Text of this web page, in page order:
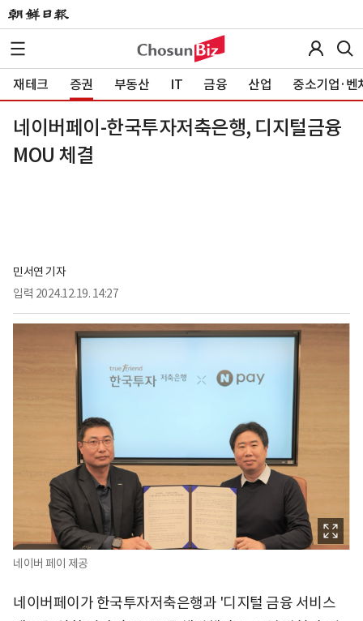
재테크 증권 부동산 IT 금융 산업 중소기업·벤
네이버페이-한국투자저축은행, 디지털금융
MOU 체결
민서연 기자
입력 2024.12.19. 14:27
네이버 페이 제공
네이버페이가 한국투자저축은행과 '디지털 금융 서비스